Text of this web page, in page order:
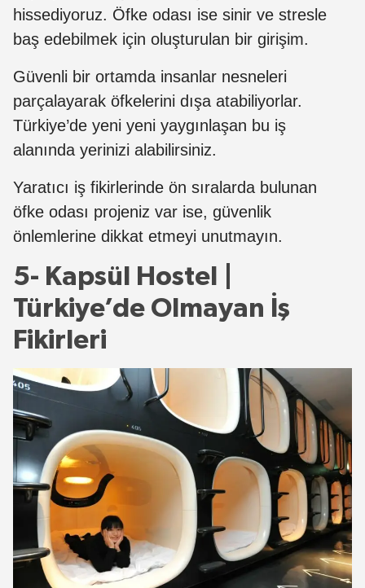
hissediyoruz. Öfke odası ise sinir ve stresle
baş edebilmek için oluşturulan bir girişim.
Güvenli bir ortamda insanlar nesneleri
parçalayarak öfkelerini dışa atabiliyorlar.
Türkiye’de yeni yeni yaygınlaşan bu iş
alanında yerinizi alabilirsiniz.
Yaratıcı iş fikirlerinde ön sıralarda bulunan
öfke odası projeniz var ise, güvenlik
önlemlerine dikkat etmeyi unutmayın.
5- Kapsül Hostel |
Türkiye’de Olmayan İş
Fikirleri